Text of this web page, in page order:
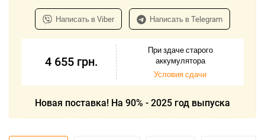
Написать в Viber Написать в Telegram
4 655 грн.
При здаче старого
аккумулятора
Условия сдачи
Новая поставка! На 90% - 2025 год выпуска